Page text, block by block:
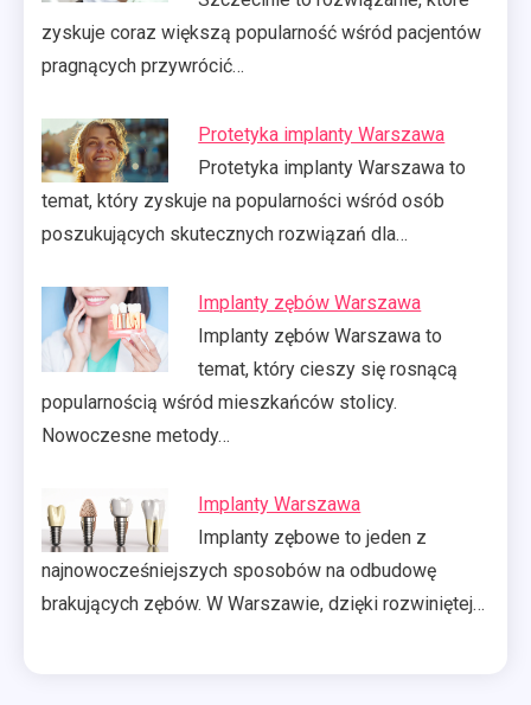
zyskuje coraz większą popularność wśród pacjentów
pragnących przywrócić…
Protetyka implanty Warszawa
Protetyka implanty Warszawa to
temat, który zyskuje na popularności wśród osób
poszukujących skutecznych rozwiązań dla…
Implanty zębów Warszawa
Implanty zębów Warszawa to
temat, który cieszy się rosnącą
popularnością wśród mieszkańców stolicy.
Nowoczesne metody…
Implanty Warszawa
Implanty zębowe to jeden z
najnowocześniejszych sposobów na odbudowę
brakujących zębów. W Warszawie, dzięki rozwiniętej…